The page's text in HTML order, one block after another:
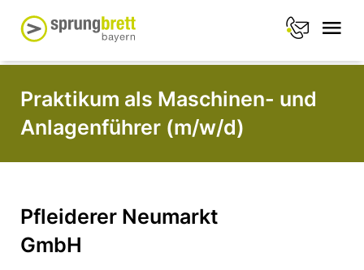
Praktikum als Maschinen- und
Anlagenführer (m/w/d)
Pfleiderer Neumarkt
GmbH